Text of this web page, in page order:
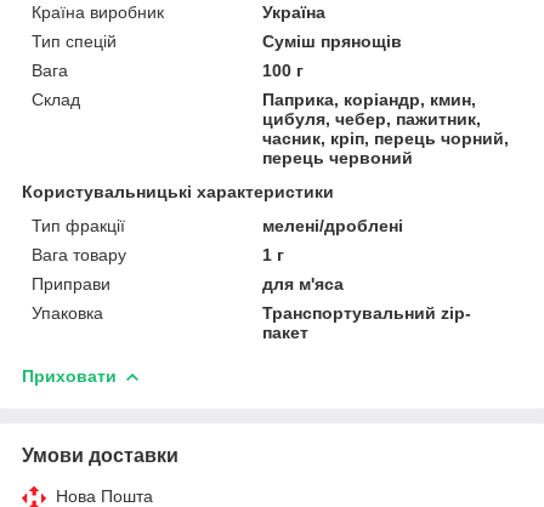
Країна виробник
Україна
Тип спецій
Суміш прянощів
Вага
100 г
Склад
Паприка, коріандр, кмин,
цибуля, чебер, пажитник,
часник, кріп, перець чорний,
перець червоний
Користувальницькі характеристики
Тип фракції
мелені/дроблені
Вага товару
1 г
Приправи
для м'яса
Упаковка
Транспортувальний zip-
пакет
Приховати
Умови доставки
Нова Пошта